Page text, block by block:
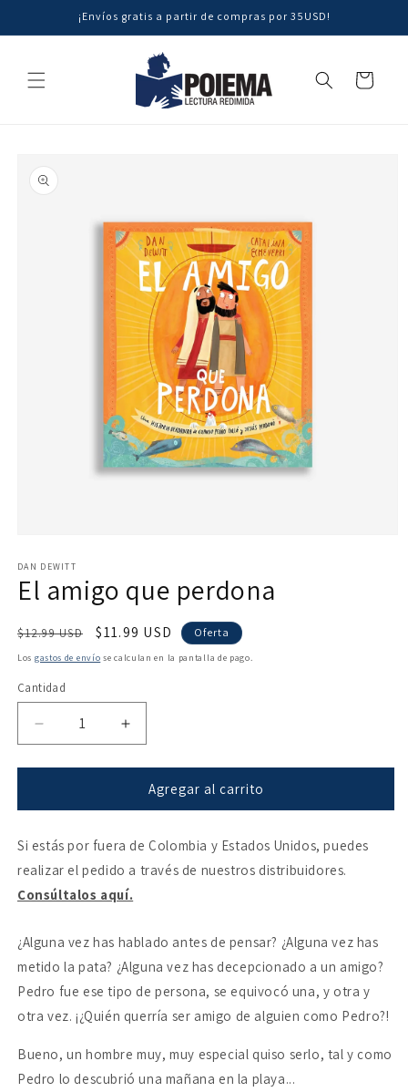
directamente
al contenido
¡Envíos gratis a partir de compras por 35USD!
Carrito
a la
información
multimedia
1
en
modal
DAN DEWITT
El amigo que perdona
Precio
habitual
$12.99 USD
Precio
de
$11.99 USD Oferta
Los gastos de envío se calculan en la pantalla de pago.
Cantidad
Reducir
cantidad
para
amigo
perdona
Aumentar
cantidad
para
amigo
perdona
Agregar al carrito
Si estás por fuera de Colombia y Estados Unidos, puedes
realizar el pedido a través de nuestros distribuidores.
Consúltalos aquí.
¿Alguna vez has hablado antes de pensar? ¿Alguna vez has
metido la pata? ¿Alguna vez has decepcionado a un amigo?
Pedro fue ese tipo de persona, se equivocó una, y otra y
otra vez. ¡¿Quién querría ser amigo de alguien como Pedro?!
Bueno, un hombre muy, muy especial quiso serlo, tal y como
Pedro lo descubrió una mañana en la playa...